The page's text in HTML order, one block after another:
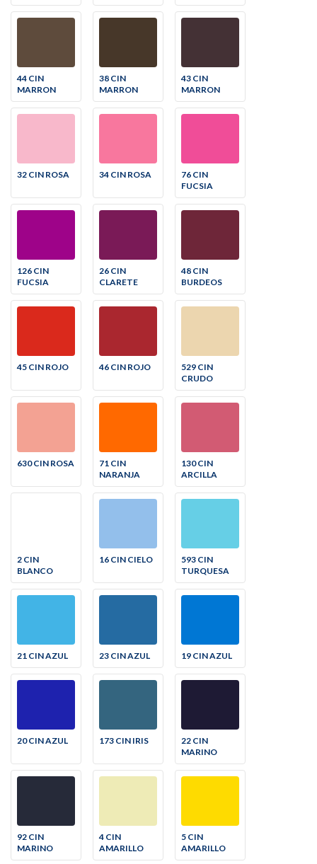
44 CIN
MARRON
38 CIN
MARRON
43 CIN
MARRON
32 CIN ROSA 34 CIN ROSA
76 CIN
FUCSIA
126 CIN
FUCSIA
26 CIN
CLARETE
48 CIN
BURDEOS
45 CIN ROJO 46 CIN ROJO
529 CIN
CRUDO
630 CIN ROSA
71 CIN
NARANJA
130 CIN
ARCILLA
2 CIN
BLANCO
16 CIN CIELO
593 CIN
TURQUESA
21 CIN AZUL 23 CIN AZUL 19 CIN AZUL
20 CIN AZUL 173 CIN IRIS
22 CIN
MARINO
92 CIN
MARINO
4 CIN
AMARILLO
5 CIN
AMARILLO